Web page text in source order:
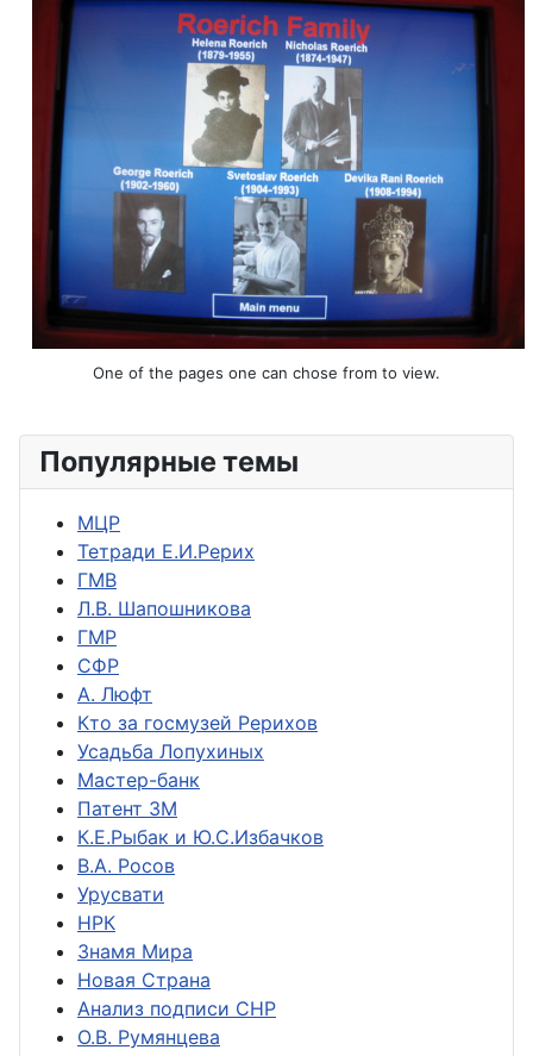
One of the pages one can chose from to view.
Популярные темы
МЦР
Тетради Е.И.Рерих
ГМВ
Л.В. Шапошникова
ГМР
СФР
А. Люфт
Кто за госмузей Рерихов
Усадьба Лопухиных
Мастер-банк
Патент ЗМ
К.Е.Рыбак и Ю.С.Избачков
В.А. Росов
Урусвати
НРК
Знамя Мира
Новая Страна
Анализ подписи СНР
О.В. Румянцева